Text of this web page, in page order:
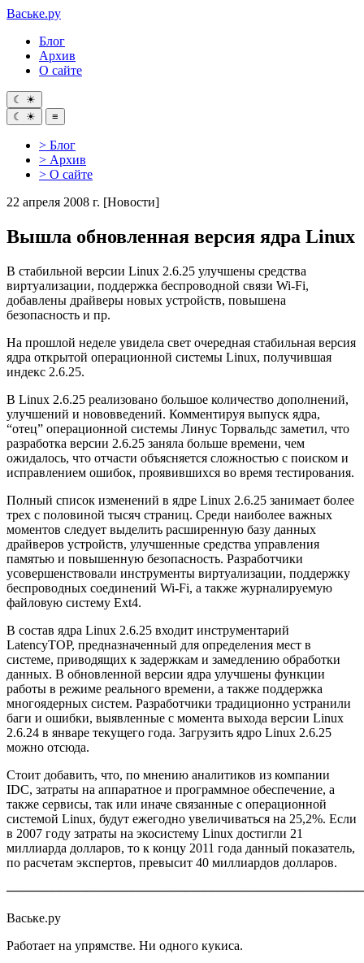
Ваське.ру
Блог
Архив
О сайте
☾
☀
☾
☀ ≡
> Блог
> Архив
> О сайте
22 апреля 2008 г. [Новости]
Вышла обновленная версия ядра Linux
В стабильной версии Linux 2.6.25 улучшены средства
виртуализации, поддержка беспроводной связи Wi-Fi,
добавлены драйверы новых устройств, повышена
безопасность и пр.
На прошлой неделе увидела свет очередная стабильная версия
ядра открытой операционной системы Linux, получившая
индекс 2.6.25.
В Linux 2.6.25 реализовано большое количество дополнений,
улучшений и нововведений. Комментируя выпуск ядра,
“отец” операционной системы Линус Торвальдс заметил, что
разработка версии 2.6.25 заняла больше времени, чем
ожидалось, что отчасти объясняется сложностью с поиском и
исправлением ошибок, проявившихся во время тестирования.
Полный список изменений в ядре Linux 2.6.25 занимает более
трех с половиной тысяч страниц. Среди наиболее важных
моментов следует выделить расширенную базу данных
драйверов устройств, улучшенные средства управления
памятью и повышенную безопасность. Разработчики
усовершенствовали инструменты виртуализации, поддержку
беспроводных соединений Wi-Fi, а также журналируемую
файловую систему Ext4.
В состав ядра Linux 2.6.25 входит инструментарий
LatencyTOP, предназначенный для определения мест в
системе, приводящих к задержкам и замедлению обработки
данных. В обновленной версии ядра улучшены функции
работы в режиме реального времени, а также поддержка
многоядерных систем. Разработчики традиционно устранили
баги и ошибки, выявленные с момента выхода версии Linux
2.6.24 в январе текущего года. Загрузить ядро Linux 2.6.25
можно отсюда.
Стоит добавить, что, по мнению аналитиков из компании
IDC, затраты на аппаратное и программное обеспечение, а
также сервисы, так или иначе связанные с операционной
системой Linux, будут ежегодно увеличиваться на 25,2%. Если
в 2007 году затраты на экосистему Linux достигли 21
миллиарда долларов, то к концу 2011 года данный показатель,
по расчетам экспертов, превысит 40 миллиардов долларов.
Ваське.ру
Работает на упрямстве. Ни одного кукиса.